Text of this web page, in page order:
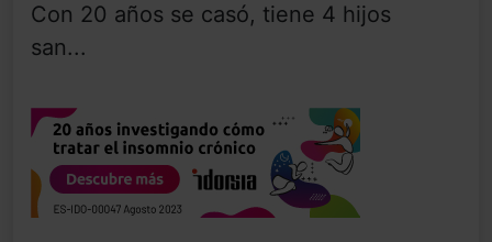
Con 20 años se casó, tiene 4 hijos
san...